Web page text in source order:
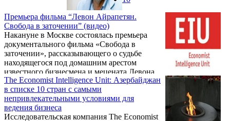
войны, генерал-майор Аркадий Тер-
Тадевосян (Командос).
Премьера фильма “Левон Айрапетян.
Свобода в заточении” (видео)
Накануне в Москве состоялась премьера
документального фильма «Свобода в
заточении», рассказывающего о судьбе
находящегося под домашним арестом
известного бизнесмена и мецената Левона
Айрапетяна. Зрителю открывается его
жизнь, мировоззрение и реализованные
инициативы. В фильме проливается свет на
некоторые аспекты уголовного дела, по
которому проходит Левон Айрапетян. Об
The Economist Intelligence Unit: Азербайджан
в списке 10 стран с самыми
непривлекательными условиями для
ведения бизнеса
Исследовательская компания The Economist